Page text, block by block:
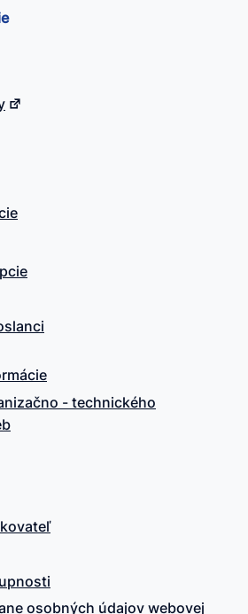
- technického
osobných údajov webovej